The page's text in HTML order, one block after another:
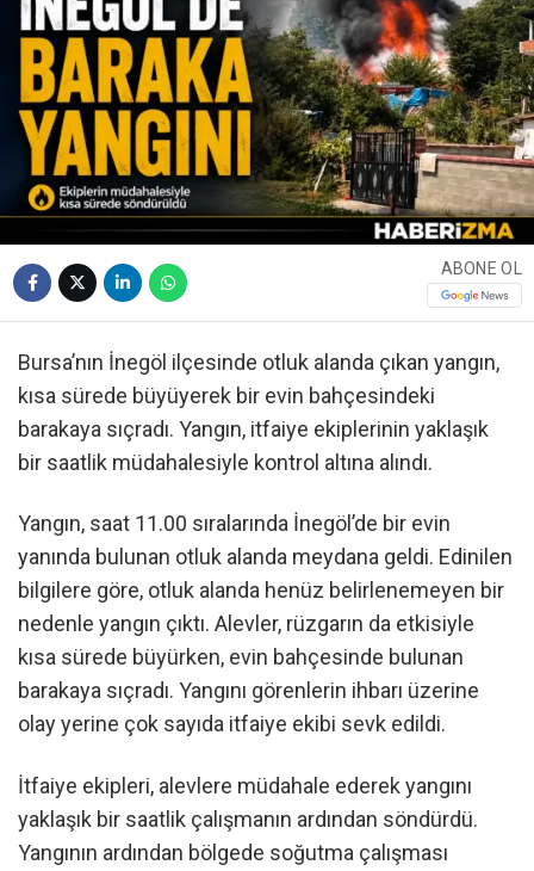
ABONE OL
Bursa’nın İnegöl ilçesinde otluk alanda çıkan yangın,
kısa sürede büyüyerek bir evin bahçesindeki
barakaya sıçradı. Yangın, itfaiye ekiplerinin yaklaşık
bir saatlik müdahalesiyle kontrol altına alındı.
Yangın, saat 11.00 sıralarında İnegöl’de bir evin
yanında bulunan otluk alanda meydana geldi. Edinilen
bilgilere göre, otluk alanda henüz belirlenemeyen bir
nedenle yangın çıktı. Alevler, rüzgarın da etkisiyle
kısa sürede büyürken, evin bahçesinde bulunan
barakaya sıçradı. Yangını görenlerin ihbarı üzerine
olay yerine çok sayıda itfaiye ekibi sevk edildi.
İtfaiye ekipleri, alevlere müdahale ederek yangını
yaklaşık bir saatlik çalışmanın ardından söndürdü.
Yangının ardından bölgede soğutma çalışması